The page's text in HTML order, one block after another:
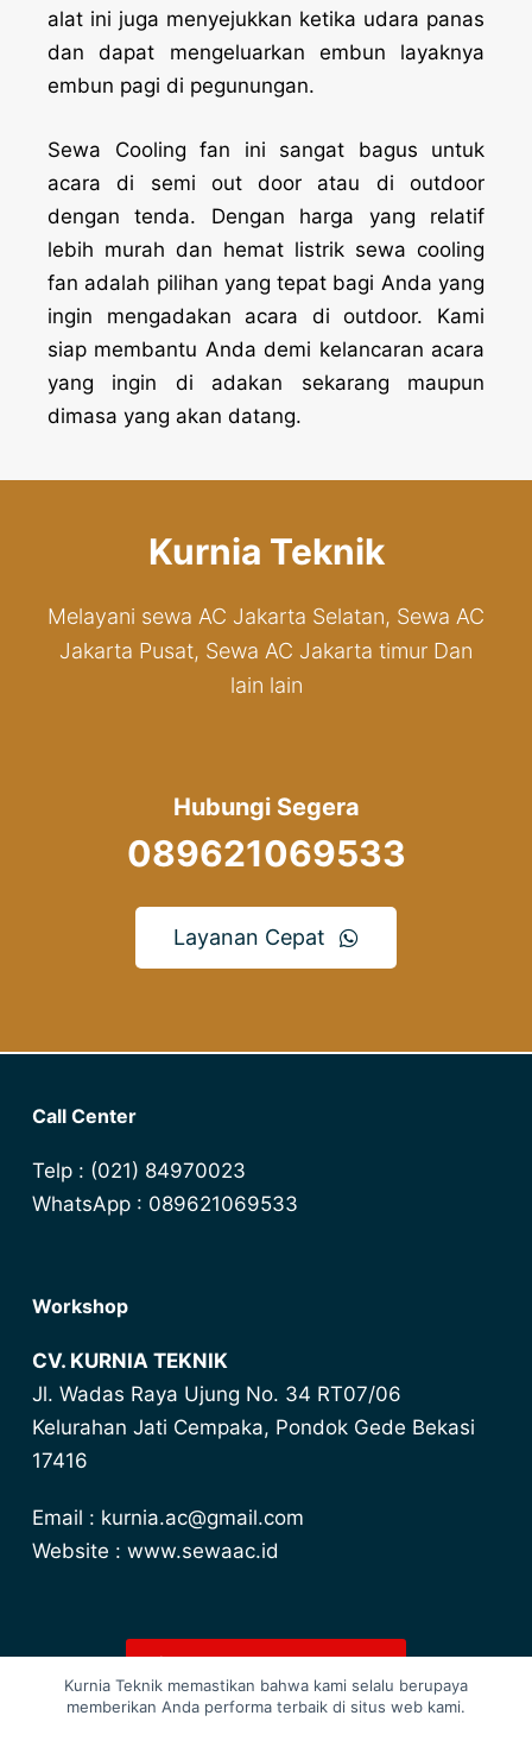
alat ini juga menyejukkan ketika udara panas
dan dapat mengeluarkan embun layaknya
embun pagi di pegunungan.
Sewa Cooling fan ini sangat bagus untuk
acara di semi out door atau di outdoor
dengan tenda. Dengan harga yang relatif
lebih murah dan hemat listrik sewa cooling
fan adalah pilihan yang tepat bagi Anda yang
ingin mengadakan acara di outdoor. Kami
siap membantu Anda demi kelancaran acara
yang ingin di adakan sekarang maupun
dimasa yang akan datang.
Kurnia Teknik
Melayani sewa AC Jakarta Selatan, Sewa AC
Jakarta Pusat, Sewa AC Jakarta timur Dan
lain lain
Hubungi Segera
089621069533
Layanan Cepat
Call Center
Telp : (021) 84970023
WhatsApp : 089621069533
Workshop
CV. KURNIA TEKNIK
Jl. Wadas Raya Ujung No. 34 RT07/06
Kelurahan Jati Cempaka, Pondok Gede Bekasi
17416
Email : kurnia.ac@gmail.com
Website : www.sewaac.id
Lihat Harga Promo Terbaru
Kurnia Teknik memastikan bahwa kami selalu berupaya
memberikan Anda performa terbaik di situs web kami.